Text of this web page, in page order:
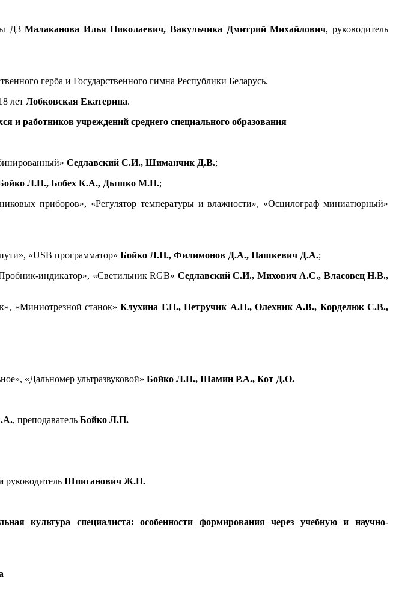
Д3Малаканова Илья Николаевич, Вакульчика Дмитрий Михайлович, руководитель
герба и Государственного гимна Республики Беларусь.
лет Лобковская Екатерина.
и работников учреждений среднего специального образования
Седлавский С.И., Шиманчик Д.В.;
Л.П., Бобех К.А., Дышко М.Н.;
приборов», «Регулятор температуры и влажности», «Осцилограф миниатюрный»
«USB программатор» Бойко Л.П., Филимонов Д.А., Пашкевич Д.А.;
индикатор», «Светильник RGB» Седлавский С.И., Михович А.С., Власовец Н.В.,
«Миниотрезной станок»Клухина Г.Н., Петручик А.Н., Олехник А.В., Корделюк С.В.,
«Дальномер ультразвуковой» Бойко Л.П., Шамин Р.А., Кот Д.О.
, преподаватель Бойко Л.П.
руководитель Шпиганович Ж.Н.
культура специалиста: особенности формирования через учебную и научно-